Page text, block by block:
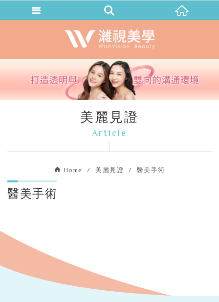
美麗見證
Article
Home 美麗見證 醫美手術
醫美手術